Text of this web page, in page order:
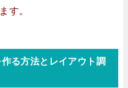
す。
る方法とレイアウト調